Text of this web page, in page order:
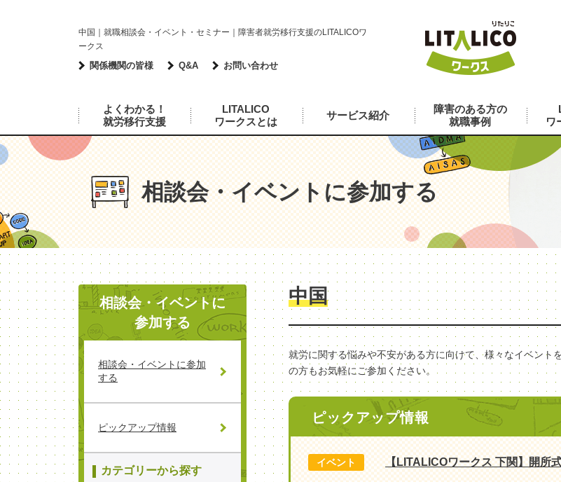
中国｜就職相談会・イベント・セミナー｜障害者就労移行支援のLITALICOワ
ークス
関係機関の皆様 Q&A お問い合わせ
よくわかる！
就労移行支援
LITALICO
ワークスとは
サービス紹介
障害のある方の
就職事例
ワ
相談会・イベントに参加する
中国
就労に関する悩みや不安がある方に向けて、様々なイベン
の方もお気軽にご参加ください。
ピックアップ情報
イベント 【LITALICOワークス 下関】開所
相談会・イベントに
参加する
相談会・イベントに参加
する
ピックアップ情報
カテゴリーから探す